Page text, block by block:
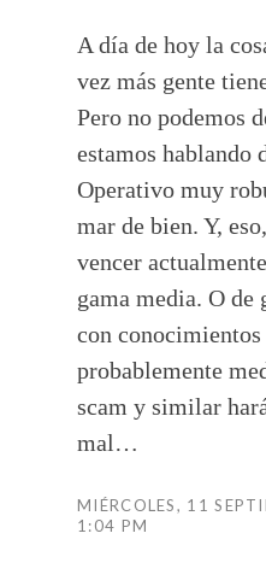
A día de hoy la
vez más gente
Pero no podemos
estamos hablando
Operativo muy
mar de bien. Y,
vencer
gama media. O de
con
probablemente
scam y similar
mal…
MIÉRCOLES, 11
1:04 PM